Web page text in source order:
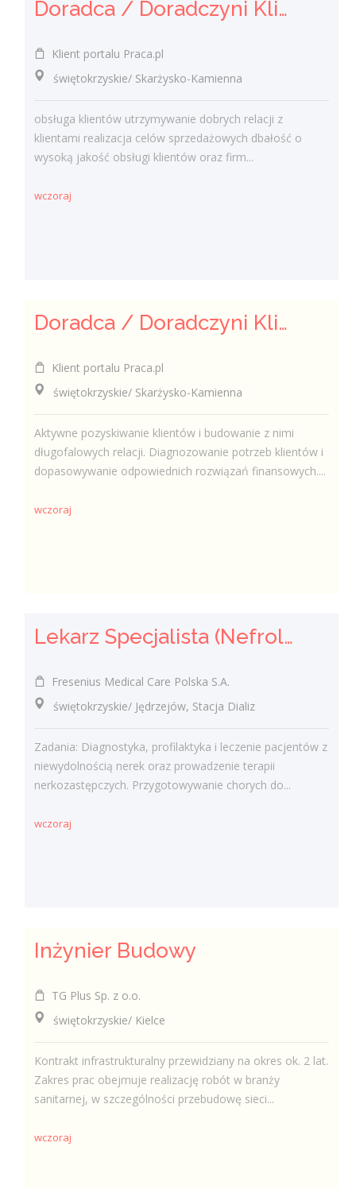
Doradca / Doradczyni Klienta (bankowość)
Klient portalu Praca.pl
świętokrzyskie/ Skarżysko-Kamienna
obsługa klientów utrzymywanie dobrych relacji z
klientami realizacja celów sprzedażowych dbałość o
wysoką jakość obsługi klientów oraz firm...
wczoraj
Doradca / Doradczyni Klienta – branża finansowa
Klient portalu Praca.pl
świętokrzyskie/ Skarżysko-Kamienna
Aktywne pozyskiwanie klientów i budowanie z nimi
długofalowych relacji. Diagnozowanie potrzeb klientów i
dopasowywanie odpowiednich rozwiązań finansowych....
wczoraj
Lekarz Specjalista (Nefrolog / Internista) (K/M/N)
Fresenius Medical Care Polska S.A.
świętokrzyskie/ Jędrzejów, Stacja Dializ
Zadania: Diagnostyka, profilaktyka i leczenie pacjentów z
niewydolnością nerek oraz prowadzenie terapii
nerkozastępczych. Przygotowywanie chorych do...
wczoraj
Inżynier Budowy
TG Plus Sp. z o.o.
świętokrzyskie/ Kielce
Kontrakt infrastrukturalny przewidziany na okres ok. 2 lat.
Zakres prac obejmuje realizację robót w branży
sanitarnej, w szczególności przebudowę sieci...
wczoraj